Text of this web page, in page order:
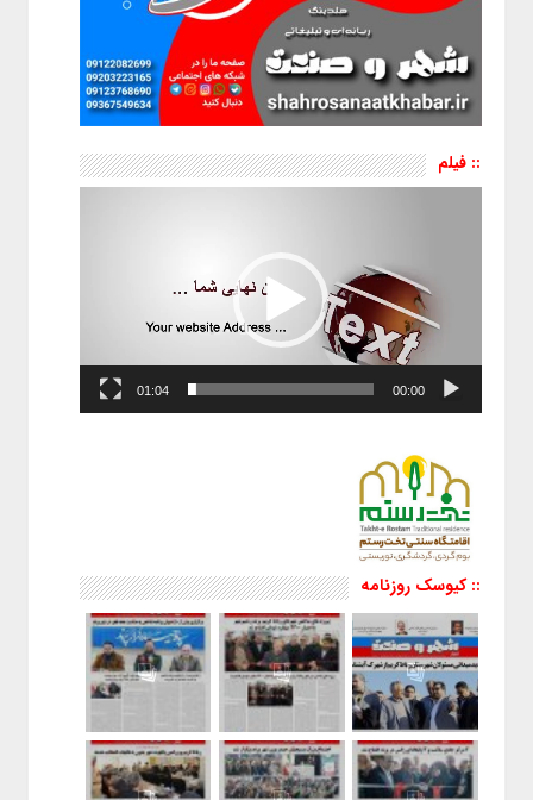
:: فیلم
نمایشگر
00:00
01:04
:: کیوسک روزنامه